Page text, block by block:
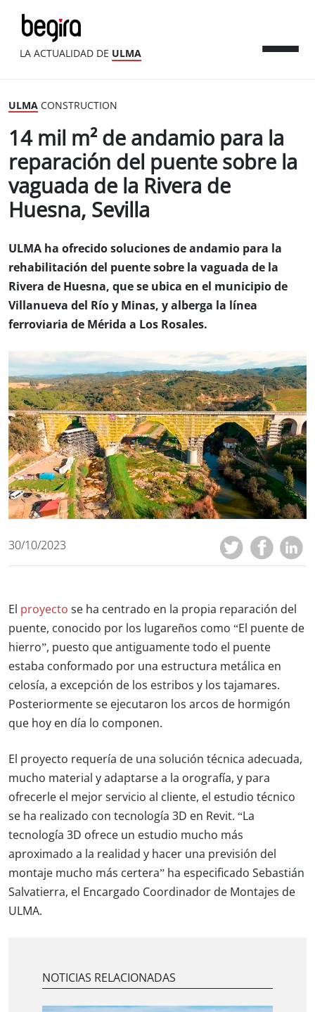
LA ACTUALIDAD DE ULMA
ULMA CONSTRUCTION
14 mil m² de andamio para la
reparación del puente sobre la
vaguada de la Rivera de
Huesna, Sevilla
ULMA ha ofrecido soluciones de andamio para la
rehabilitación del puente sobre la vaguada de la
Rivera de Huesna, que se ubica en el municipio de
Villanueva del Río y Minas, y alberga la línea
ferroviaria de Mérida a Los Rosales.
30/10/2023
El proyecto se ha centrado en la propia reparación del
puente, conocido por los lugareños como “El puente de
hierro”, puesto que antiguamente todo el puente
estaba conformado por una estructura metálica en
celosía, a excepción de los estribos y los tajamares.
Posteriormente se ejecutaron los arcos de hormigón
que hoy en día lo componen.
El proyecto requería de una solución técnica adecuada,
mucho material y adaptarse a la orografía, y para
ofrecerle el mejor servicio al cliente, el estudio técnico
se ha realizado con tecnología 3D en Revit. “La
tecnología 3D ofrece un estudio mucho más
aproximado a la realidad y hacer una previsión del
montaje mucho más certera” ha especificado Sebastián
Salvatierra, el Encargado Coordinador de Montajes de
ULMA.
NOTICIAS RELACIONADAS